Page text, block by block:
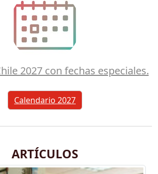
2027 con fechas especiales.
Calendario 2027
ARTÍCULOS